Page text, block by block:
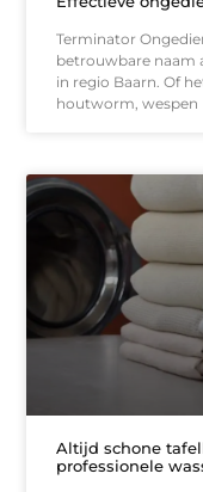
Terminator
betrouwbare naam
in regio Baarn. Of
houtworm, wespen
Altijd schone
professionele